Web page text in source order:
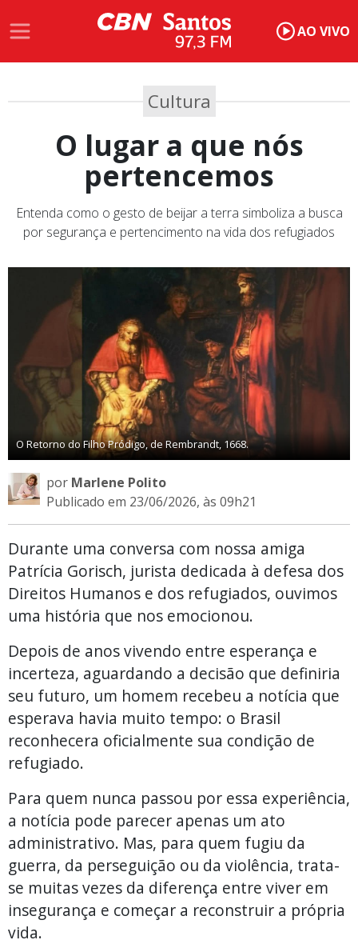
AO VIVO
Cultura
O lugar a que nós
pertencemos
Entenda como o gesto de beijar a terra simboliza a busca
por segurança e pertencimento na vida dos refugiados
O Retorno do Filho Pródigo, de Rembrandt, 1668.
por Marlene Polito
Publicado em 23/06/2026, às 09h21
Durante uma conversa com nossa amiga
Patrícia Gorisch, jurista dedicada à defesa dos
Direitos Humanos e dos refugiados, ouvimos
uma história que nos emocionou.
Depois de anos vivendo entre esperança e
incerteza, aguardando a decisão que definiria
seu futuro, um homem recebeu a notícia que
esperava havia muito tempo: o Brasil
reconhecera oficialmente sua condição de
refugiado.
Para quem nunca passou por essa experiência,
a notícia pode parecer apenas um ato
administrativo. Mas, para quem fugiu da
guerra, da perseguição ou da violência, trata-
se muitas vezes da diferença entre viver em
insegurança e começar a reconstruir a própria
vida.